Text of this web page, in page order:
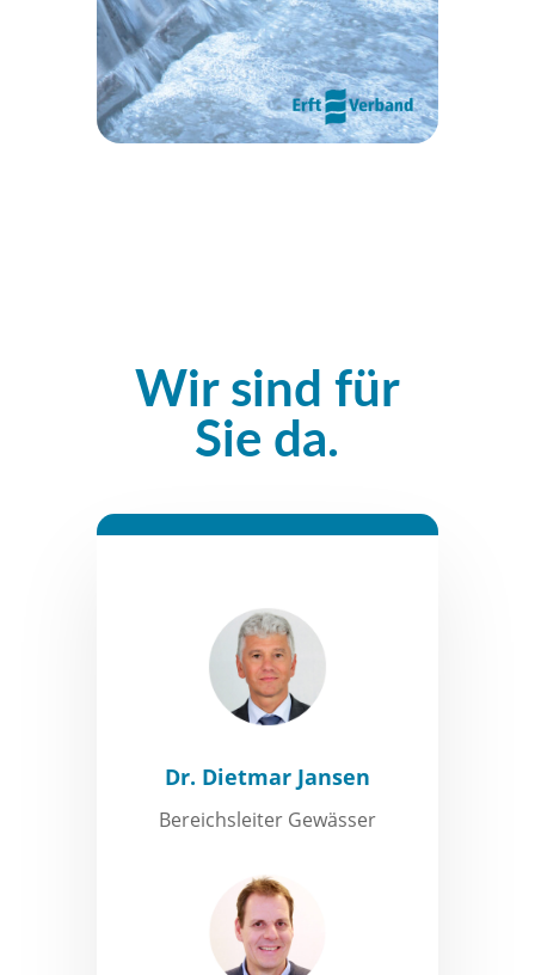
Wir sind für
Sie da.
Dr. Dietmar Jansen
Bereichsleiter Gewässer